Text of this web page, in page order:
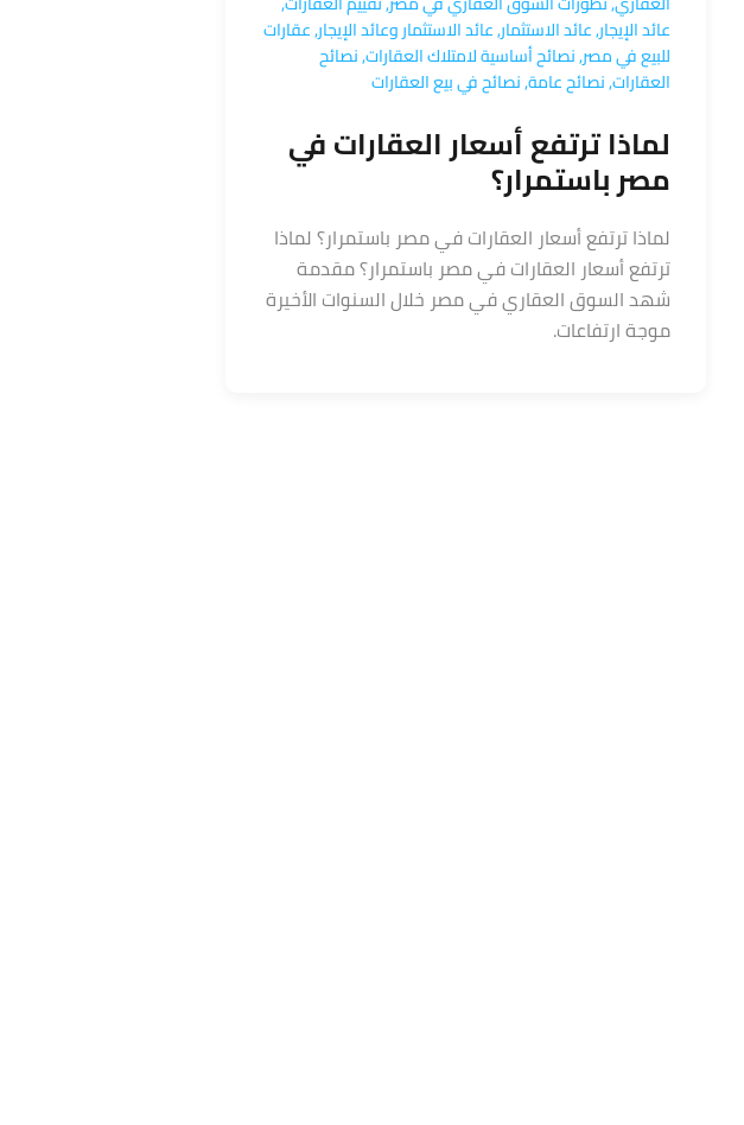
عائد الإيجار,عائد الاستثمار,عائد الاستثمار وعائد الإيجار,عقارات
للبيع في مصر,نصائح أساسية لامتلاك العقارات,نصائح
العقارات,نصائح عامة,نصائح في بيع العقارات
لماذا ترتفع أسعار العقارات في
مصر باستمرار؟
لماذا ترتفع أسعار العقارات في مصر باستمرار؟ لماذا
ترتفع أسعار العقارات في مصر باستمرار؟ مقدمة
شهد السوق العقاري في مصر خلال السنوات الأخيرة
موجة ارتفاعات.